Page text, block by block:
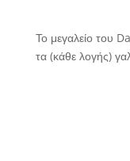
Το μεγαλείο του
τα (κάθε λογής)